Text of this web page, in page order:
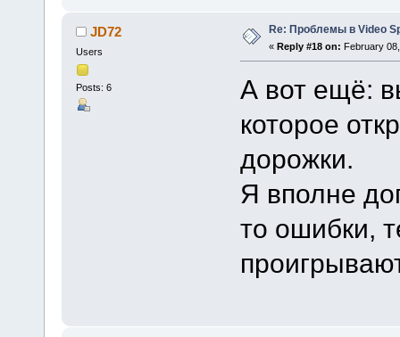
JD72
Users
Posts: 6
Re: Проблемы в Video
« Reply #18 on: February
А вот ещё:
которое
дорожки.
Я вполне
то ошибки,